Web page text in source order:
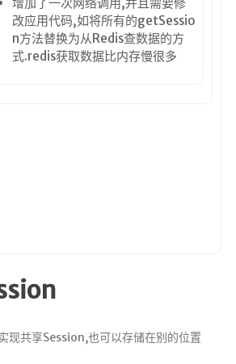
改应用代码,如将所有的getSessio
n方法替换为从Redis查数据的方
式.redis获取数据比内存慢很多
现共享Session,也可以存储在别的位置